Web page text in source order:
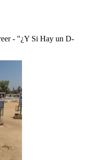
- "¿Y Si Hay un D-